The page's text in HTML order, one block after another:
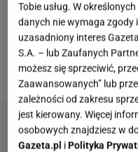
portalu wspinanie.pl.
Cmentarzu Oliwskim
narciarska często
w mediach
Tobie usług. W
danych nie wymaga zgody
uzasadniony interes
S.A. – lub Zaufanych
możesz się sprzeciwić,
Zaawansowanych” lub
zależności od zakresu
jest kierowany. Więcej
osobowych znajdziesz w
Gazeta.pl i Polityka